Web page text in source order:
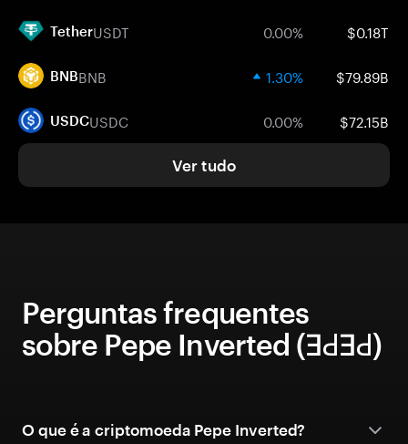
TetherUSDT 0.00% $0.18T
BNBBNB 1.30% $79.89B
USDCUSDC 0.00% $72.15B
Ver tudo
Perguntas frequentes
sobre Pepe Inverted (ƎԀƎԀ)
O que é a criptomoeda Pepe Inverted?